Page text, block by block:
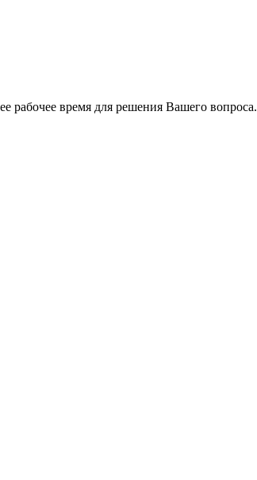
рабочее время для решения Вашего вопроса.